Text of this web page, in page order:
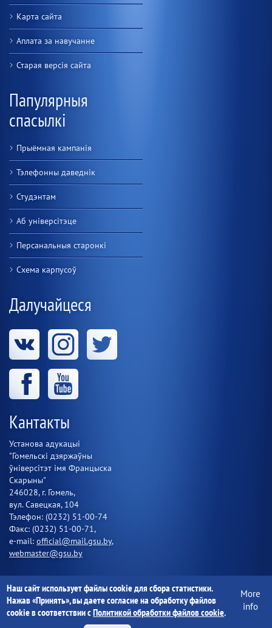
Карта сайта
Аплата за навучанне
Старая версiя сайта
Папулярныя
спасылкі
Прыёмная кампанія
Тэлефонны даведнік
Студэнтам
Аб універсітэце
Персанальныя старонкі
Схема карпусоў
Далучайцеся
Кантакты
Установа адукацыі
"Гомельскі дзяржаўны
ўніверсітэт імя Францыска
Скарыны"
246028, г. Гомель,
вул. Савецкая, 104
Тэлефон: (0232) 51-00-74
Факс: (0232) 51-00-71,
e-mail: official@mail.gsu.by,
webmaster@gsu.by
Установа адукацыі "Гомельскі дзяржаўны ўніверсітэт імя
Францыска Скарыны" 1997-2020
Наш сайт использует файлы cookie для сбора статистики.
Нажав «Принять», вы даете согласие на обработку файлов
cookie в соответствии сПолитикой обработки файлов cookie.
More
info